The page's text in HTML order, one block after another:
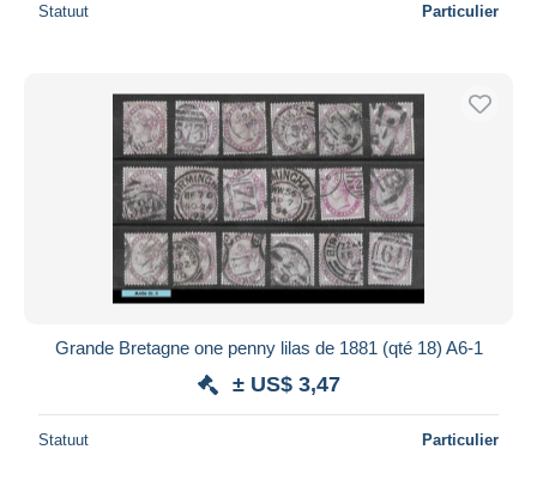
Statuut Particulier
Grande Bretagne one penny lilas de 1881 (qté 18) A6-1
± US$ 3,47
Statuut Particulier